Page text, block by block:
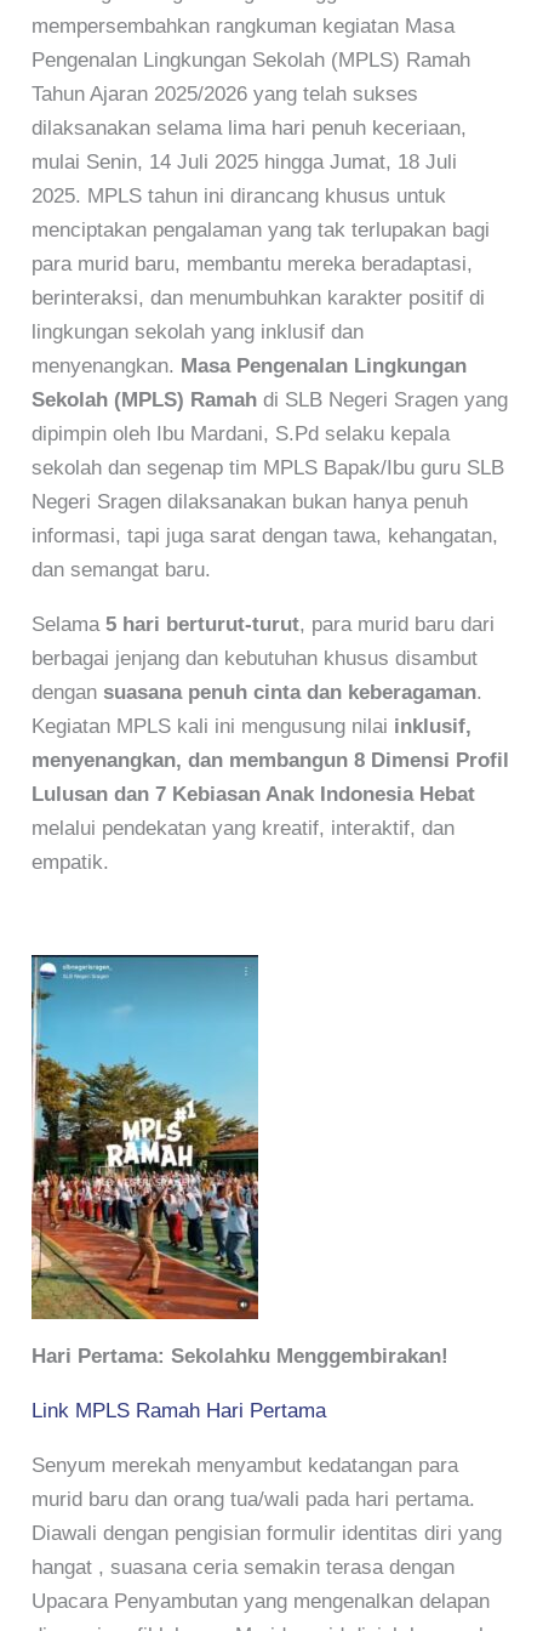
mempersembahkan rangkuman kegiatan Masa
Pengenalan Lingkungan Sekolah (MPLS) Ramah
Tahun Ajaran 2025/2026 yang telah sukses
dilaksanakan selama lima hari penuh keceriaan,
mulai Senin, 14 Juli 2025 hingga Jumat, 18 Juli
2025. MPLS tahun ini dirancang khusus untuk
menciptakan pengalaman yang tak terlupakan bagi
para murid baru, membantu mereka beradaptasi,
berinteraksi, dan menumbuhkan karakter positif di
lingkungan sekolah yang inklusif dan
menyenangkan. Masa Pengenalan Lingkungan
Sekolah (MPLS) Ramah di SLB Negeri Sragen yang
dipimpin oleh Ibu Mardani, S.Pd selaku kepala
sekolah dan segenap tim MPLS Bapak/Ibu guru SLB
Negeri Sragen dilaksanakan bukan hanya penuh
informasi, tapi juga sarat dengan tawa, kehangatan,
dan semangat baru.
Selama5 hari berturut-turut, para murid baru dari
berbagai jenjang dan kebutuhan khusus disambut
dengansuasana penuh cinta dan keberagaman.
Kegiatan MPLS kali ini mengusung nilai inklusif,
menyenangkan, dan membangun 8 Dimensi Profil
Lulusan dan 7 Kebiasan Anak Indonesia Hebat
melalui pendekatan yang kreatif, interaktif, dan
empatik.
Hari Pertama: Sekolahku Menggembirakan!
Link MPLS Ramah Hari Pertama
Senyum merekah menyambut kedatangan para
murid baru dan orang tua/wali pada hari pertama.
Diawali dengan pengisian formulir identitas diri yang
hangat , suasana ceria semakin terasa dengan
Upacara Penyambutan yang mengenalkan delapan